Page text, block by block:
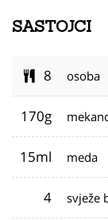
SASTOJCI
8 osoba
170g
15ml meda
4 svježe